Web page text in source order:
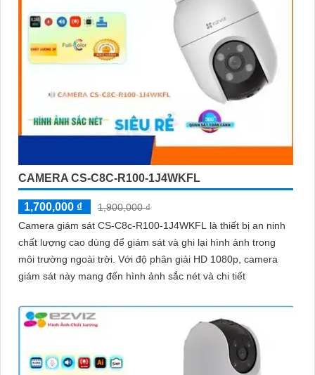
CAMERA CS-C8C-R100-1J4WKFL
1,700,000 ₫
1,900,000 ₫
Camera giám sát CS-C8c-R100-1J4WKFL là thiết bị an ninh
chất lượng cao dùng để giám sát và ghi lại hình ảnh trong
môi trường ngoài trời. Với độ phân giải HD 1080p, camera
giám sát này mang đến hình ảnh sắc nét và chi tiết